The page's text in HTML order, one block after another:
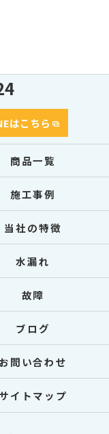
はこちら
商品一覧
施工事例
当社の特徴
水漏れ
故障
ブログ
お問い合わせ
サイトマップ